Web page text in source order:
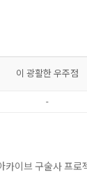
이 광활한 우주점
-
카이브 구술사 프로